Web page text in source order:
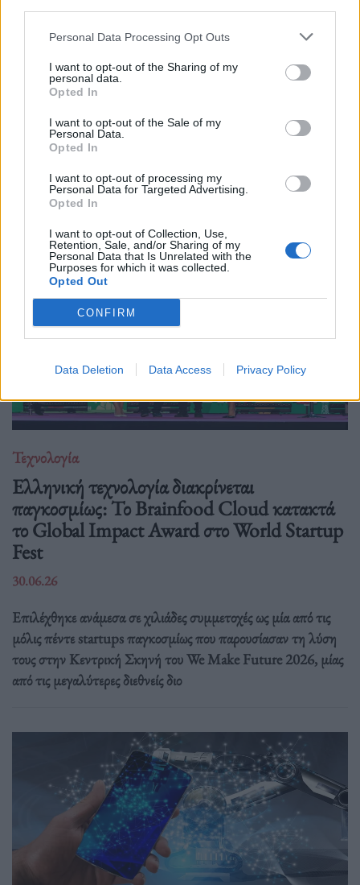
Personal Data Processing Opt Outs
I want to opt-out of the Sharing of my
personal data.
Opted In
I want to opt-out of the Sale of my
Personal Data.
Opted In
I want to opt-out of processing my
Personal Data for Targeted Advertising.
Opted In
I want to opt-out of Collection, Use,
Retention, Sale, and/or Sharing of my
Personal Data that Is Unrelated with the
Purposes for which it was collected.
Opted Out
CONFIRM
Data Deletion Data Access Privacy Policy
Τεχνολογία
δημιουργούς περιεχομένου
Το Facebook επανασχεδιάζει το Creator Studio ως αυτόνομη
Τεχνολογία
Ελληνική τεχνολογία διακρίνεται
παγκοσμίως: Το Brainfood Cloud κατακτά
το Global Impact Award στο World Startup
Fest
30.06.26
Επιλέχθηκε ανάμεσα σε χιλιάδες συμμετοχές ως μία από τις
μόλις πέντε startups παγκοσμίως που παρουσίασαν τη λύση
τους στην Κεντρική Σκηνή του We Make Future 2026, μίας
από τις μεγαλύτερες διεθνείς διο